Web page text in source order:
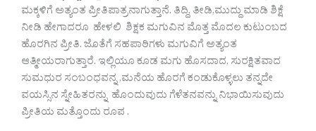
ಮಕ್ಕಳಿಗೆ ಅತ್ಯಂತ ಪ್ರೀತಿಪಾತ್ರನಾಗುತ್ತಾನೆ. ತಿದ್ದಿ, ತೀಡಿ,ಮುದ್ದು ಮಾಡಿ ಶಿಕ್ಷೆ
ನೀಡಿ ಹೇಗಾದರೂ ಹೇಳಲಿ ಶಿಕ್ಷಕ ಮಗುವಿನ ಮೊತ್ತ ಮೊದಲ ಕುಟುಂಬದ
ಹೊರಗಿನ ಪ್ರೀತಿ. ಜೊತೆಗೆ ಸಹಪಾಠಿಗಳು ಮಗುವಿಗೆ ಅತ್ಯಂತ
ಆತ್ಮೀಯರಾಗುತ್ತಾರೆ. ಇಲ್ಲಿಯೂ ಕೂಡ ಮಗು ಹೊಸದಾದ, ಸುರಕ್ಷಿತವಾದ
ಸುಮಧುರ ಸಂಬಂಧವನ್ನ ,ಮನೆಯ ಹೊರಗೆ ಕಂಡುಕೊಳ್ಳಲು ತನ್ನದೇ
ವಯಸ್ಸಿನ ಸ್ನೇಹಿತರನ್ನು ಹೊಂದುವುದು ಗೆಳೆತನವನ್ನು ನಿಭಾಯಿಸುವುದು
ಪ್ರೀತಿಯ ಮತ್ತೊಂದು ರೂಪ .